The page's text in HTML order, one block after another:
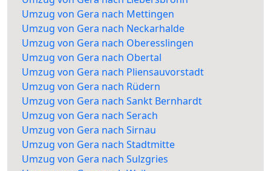
Umzug von Gera nach Mettingen
Umzug von Gera nach Neckarhalde
Umzug von Gera nach Oberesslingen
Umzug von Gera nach Obertal
Umzug von Gera nach Pliensauvorstadt
Umzug von Gera nach Rüdern
Umzug von Gera nach Sankt Bernhardt
Umzug von Gera nach Serach
Umzug von Gera nach Sirnau
Umzug von Gera nach Stadtmitte
Umzug von Gera nach Sulzgries